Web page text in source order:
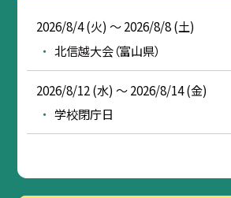
2026/8/4 (火) ～ 2026/8/8 (土)
北信越大会（富山県）
2026/8/12 (水) ～ 2026/8/14 (金)
学校閉庁日